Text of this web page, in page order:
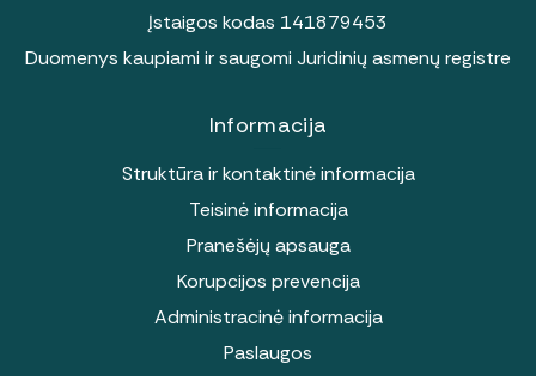
Įstaigos kodas 141879453
Duomenys kaupiami ir saugomi Juridinių asmenų registre
Informacija
Struktūra ir kontaktinė informacija
Teisinė informacija
Pranešėjų apsauga
Korupcijos prevencija
Administracinė informacija
Paslaugos